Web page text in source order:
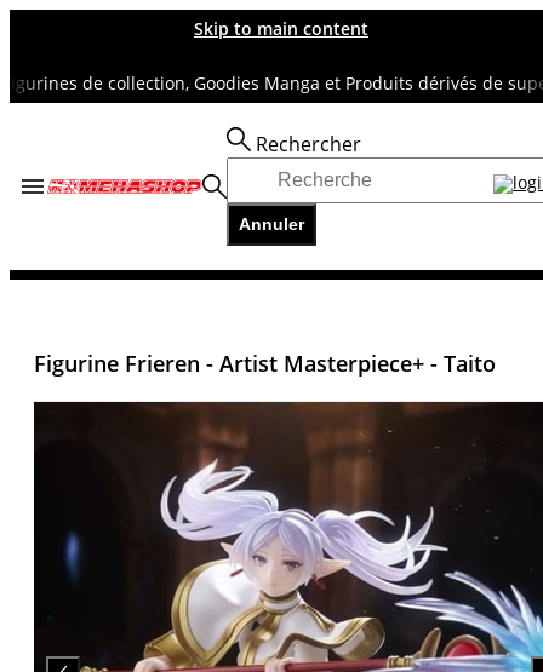
Skip to main content
de collection, Goodies Manga et Produits dérivés de super
Rechercher
Annuler
Accueil
Figurine Frieren - Artist Masterpiece+ - Taito